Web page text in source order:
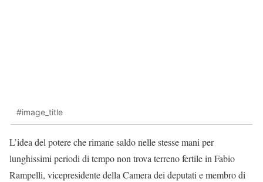
#image_title
L’idea del potere che rimane saldo nelle stesse mani per
lunghissimi periodi di tempo non trova terreno fertile in Fabio
Rampelli, vicepresidente della Camera dei deputati e membro di